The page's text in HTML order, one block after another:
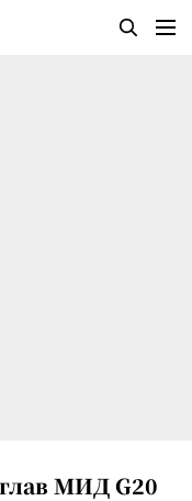
МИД G20